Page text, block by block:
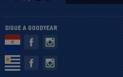
SIGUE A GOODYEAR